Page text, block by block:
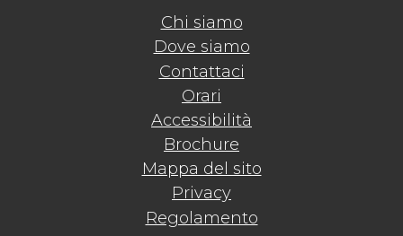
Chi siamo
Dove siamo
Contattaci
Orari
Accessibilità
Brochure
Mappa del sito
Privacy
Regolamento